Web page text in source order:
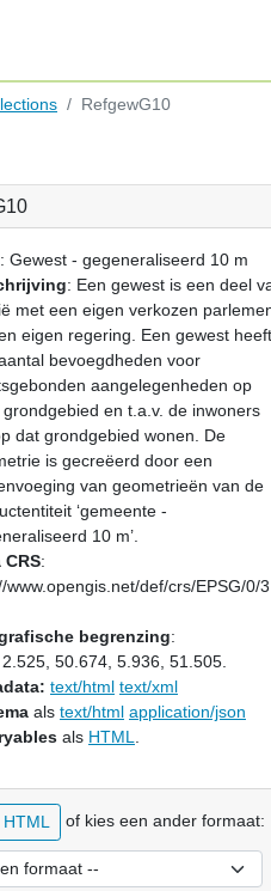
RefgewG10
: Gewest - gegeneraliseerd 10 m
: Een gewest is een deel
met een eigen verkozen
eigen regering. Een gewest heeft
bevoegdheden voor
aangelegenheden op
grondgebied en t.a.v. de inwoners
dat grondgebied wonen. De
is gecreëerd door een
van geometrieën van de
‘gemeente -
10 m’.
CRS:
www.opengis.net/def/crs/EPSG/0/
begrenzing:
2.525, 50.674, 5.936, 51.505.
text/html text/xml
als text/html application/json
als HTML
HTML of kies een ander formaat: